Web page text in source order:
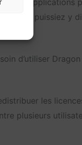
vous puissiez y
d’utiliser
les
plusieurs